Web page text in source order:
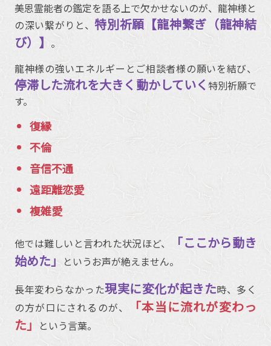
美恩霊能者の鑑定を語る上で欠かせないのが、龍神様と
の深い繋がりと、特別祈願【龍神繋ぎ（龍神結
び）】 。
龍神様の強いエネルギーとご相談者様の願いを結び、
停滞した流れを大きく動かしていく 特別祈願で
す。
復縁
不倫
音信不通
遠距離恋愛
複雑愛
他では難しいと言われた状況ほど、
「ここから動き
始めた」
というお声が絶えません。
長年変わらなかった現実に変化が起きた時、多く
の方が口にされるのが、
「本当に流れが変わっ
た」 という言葉。